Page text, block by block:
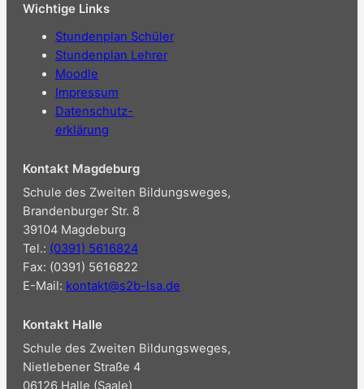
Wichtige Links
Stundenplan Schüler
Stundenplan Lehrer
Moodle
Impressum
Datenschutz-
erklärung
Kontakt Magdeburg
Schule des Zweiten Bildungsweges,
Brandenburger Str. 8
39104 Magdeburg
Tel.: (0391) 5616824
Fax: (0391) 5616822
E-Mail: kontakt@s2b-lsa.de
Kontakt Halle
Schule des Zweiten Bildungsweges,
Nietlebener Straße 4
06126 Halle (Saale)